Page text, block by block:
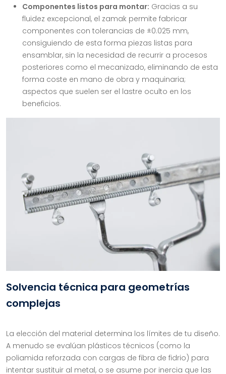
Componentes listos para montar: Gracias a su
fluidez excepcional, el zamak permite fabricar
componentes con tolerancias de ±0.025 mm,
consiguiendo de esta forma piezas listas para
ensamblar, sin la necesidad de recurrir a procesos
posteriores como el mecanizado, eliminando de esta
forma coste en mano de obra y maquinaria;
aspectos que suelen ser el lastre oculto en los
beneficios.
Solvencia técnica para geometrías
complejas
La elección del material determina los límites de tu diseño.
A menudo se evalúan plásticos técnicos (como la
poliamida reforzada con cargas de fibra de fidrio) para
intentar sustituir al metal, o se asume por inercia que las